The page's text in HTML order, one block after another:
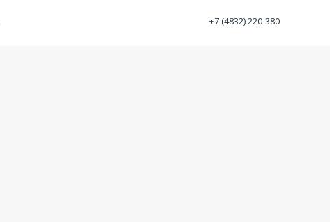
+7 (4832) 220-380